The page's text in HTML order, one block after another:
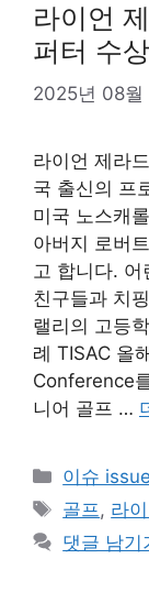
라이언
퍼터 수
2025년 08월
라이언 제라
국 출신의 프
미국 노스캐
아버지 로버
고 합니다.
친구들과 치
랠리의 고등
례 TISAC 올
Conference
니어 골프 …
카
테
리
이슈
태
그
골프 , 라
댓글 남기